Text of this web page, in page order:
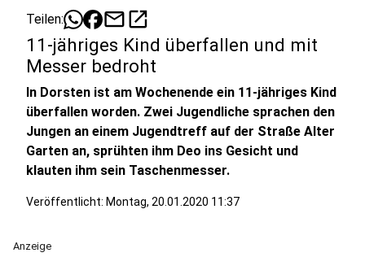
Teilen: mailopen_in_new
11-jähriges Kind überfallen und mit
Messer bedroht
In Dorsten ist am Wochenende ein 11-jähriges Kind
überfallen worden. Zwei Jugendliche sprachen den
Jungen an einem Jugendtreff auf der Straße Alter
Garten an, sprühten ihm Deo ins Gesicht und
klauten ihm sein Taschenmesser.
Veröffentlicht: Montag, 20.01.2020 11:37
Anzeige